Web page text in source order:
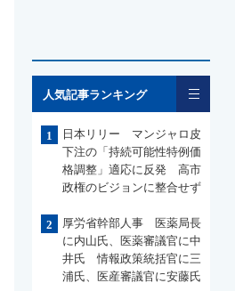
人気記事ランキング
1
日本リリー マンジャロ皮
下注の「持続可能性特例価
格調整」適応に反発 高市
政権のビジョンに整合せず
2
厚労省幹部人事 医薬局長
に内山氏、医薬審議官に中
井氏 情報政策統括官に三
浦氏、医産審議官に安藤氏